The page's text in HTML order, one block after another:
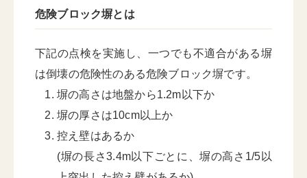
危険ブロック塀とは
下記の点検を実施し、一つでも不適合がある塀
は倒壊の危険性のある危険ブロック塀です。
塀の高さは地盤から1.2m以下か
塀の厚さは10cm以上か
控え壁はあるか
(塀の長さ3.4m以下ごとに、塀の高さ1/5以